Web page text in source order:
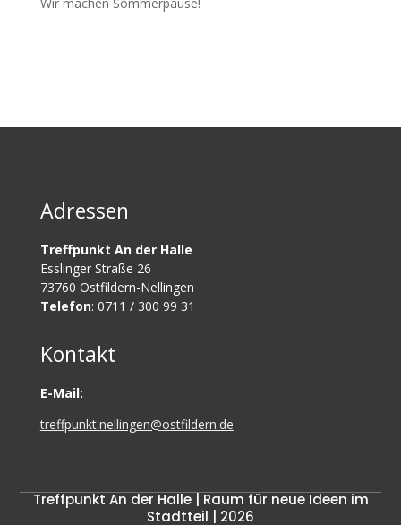
Adressen
Treffpunkt An der Halle
Esslinger Straße 26
73760 Ostfildern-Nellingen
Telefon: 0711 / 300 99 31
Kontakt
E-Mail:
treffpunkt.nellingen@ostfildern.de
Treffpunkt An der Halle | Raum für neue Ideen im
Stadtteil | 2026